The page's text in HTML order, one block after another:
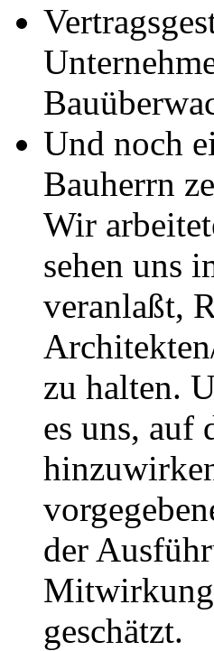
Und noch
Bauherrn
Wir
sehen uns
veranlaßt,
zu halten.
es uns, auf
der
Mitwirkung
geschätzt.